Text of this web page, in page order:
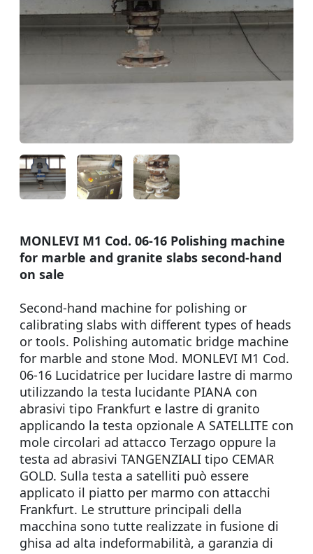
MONLEVI M1 Cod. 06-16 Polishing machine
for marble and granite slabs second-hand
on sale
Second-hand machine for polishing or
calibrating slabs with different types of heads
or tools. Polishing automatic bridge machine
for marble and stone Mod. MONLEVI M1 Cod.
06-16 Lucidatrice per lucidare lastre di marmo
utilizzando la testa lucidante PIANA con
abrasivi tipo Frankfurt e lastre di granito
applicando la testa opzionale A SATELLITE con
mole circolari ad attacco Terzago oppure la
testa ad abrasivi TANGENZIALI tipo CEMAR
GOLD. Sulla testa a satelliti può essere
applicato il piatto per marmo con attacchi
Frankfurt. Le strutture principali della
macchina sono tutte realizzate in fusione di
ghisa ad alta indeformabilità, a garanzia di